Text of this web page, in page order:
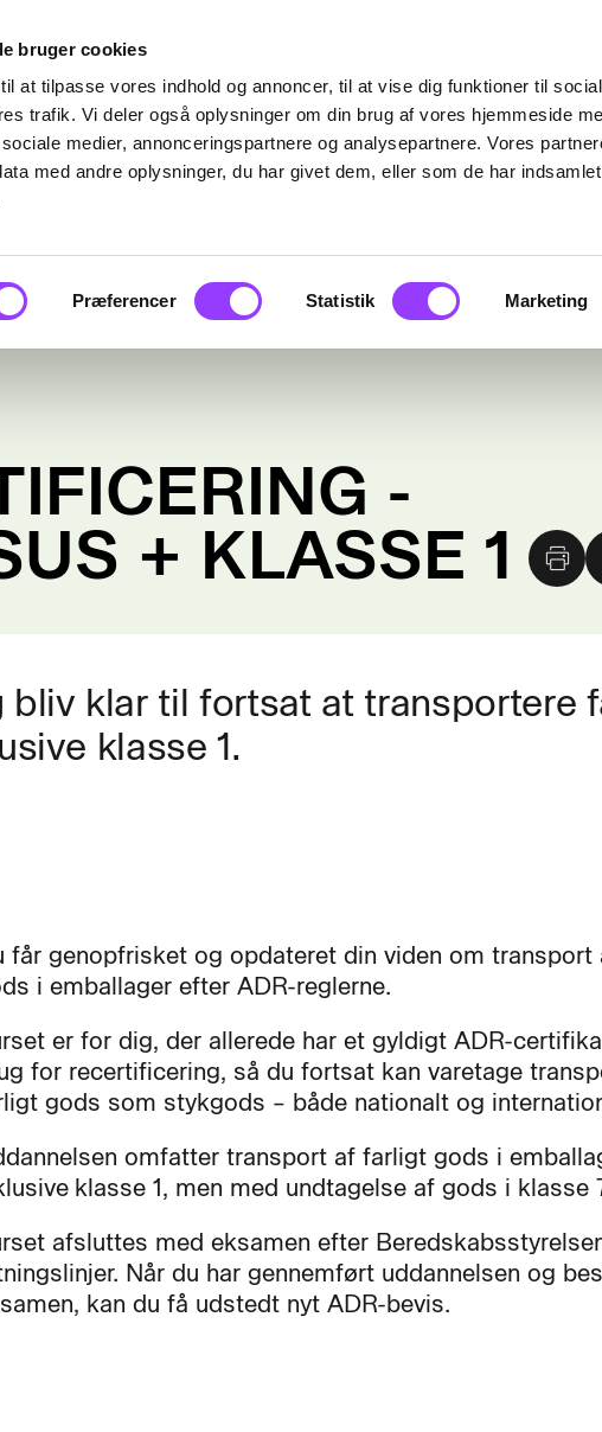
bruger cookies
at tilpasse vores indhold og annoncer, til at vise dig funktioner til
trafik. Vi deler også oplysninger om din brug af vores hjemmeside
medier, annonceringspartnere og analysepartnere. Vores
med andre oplysninger, du har givet dem, eller som de har
Præferencer Statistik Marketing
-
+ KLASSE 1
klar til fortsat at transportere
klasse 1.
får genopfrisket og opdateret din viden om transport
i emballager efter ADR-reglerne.
er for dig, der allerede har et gyldigt ADR-
for recertificering, så du fortsat kan varetage
gods som stykgods – både nationalt og
omfatter transport af farligt gods i
klasse 1, men med undtagelse af gods i klasse
afsluttes med eksamen efter
Når du har gennemført uddannelsen og
kan du få udstedt nyt ADR-bevis.